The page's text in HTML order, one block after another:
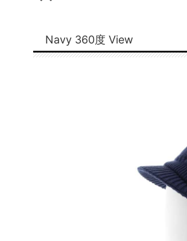
Navy 360度 View